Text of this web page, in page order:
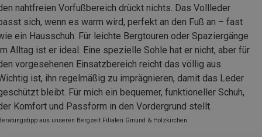
nahtfreien Vorfußbereich drückt nichts. Das Vollleder
sich, wenn es warm wird, perfekt an den Fuß an – fast
ein Hausschuh. Für leichte Bergtouren oder Spaziergänge
Alltag ist er ideal. Eine spezielle Sohle hat er nicht, aber für
vorgesehenen Einsatzbereich reicht das völlig aus.
ist, ihn regelmäßig zu imprägnieren, damit das Leder
bleibt. Für mich ein bequemer, funktioneller Schuh,
Komfort und Passform in den Vordergrund stellt.
aus unseren Bergzeit Filialen Gmund & Holzkirchen